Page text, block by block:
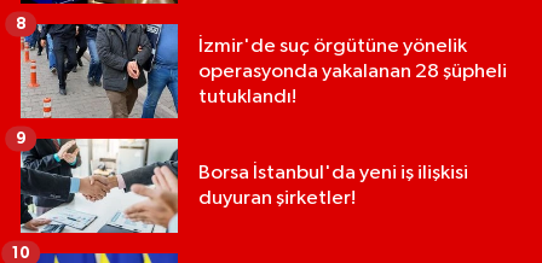
İzmir'de suç örgütüne yönelik
operasyonda yakalanan 28 şüpheli
tutuklandı!
8
Borsa İstanbul'da yeni iş ilişkisi
duyuran şirketler!
9
10